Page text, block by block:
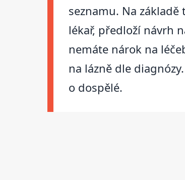
seznamu. Na
lékař, předloží návrh
nemáte nárok na
na lázně dle
o dospělé.